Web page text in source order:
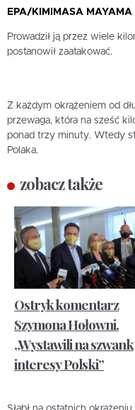
EPA/KIMIMASA
Prowadził ją przez wiele
postanowił zaatakować.
Z każdym okrążeniem od
przewaga, która na sześć
ponad trzy minuty. Wtedy
Polaka.
zobacz także
Ostryk komentarz
Szymona Hołowni.
„Wystawili na szwank
interesy Polski”